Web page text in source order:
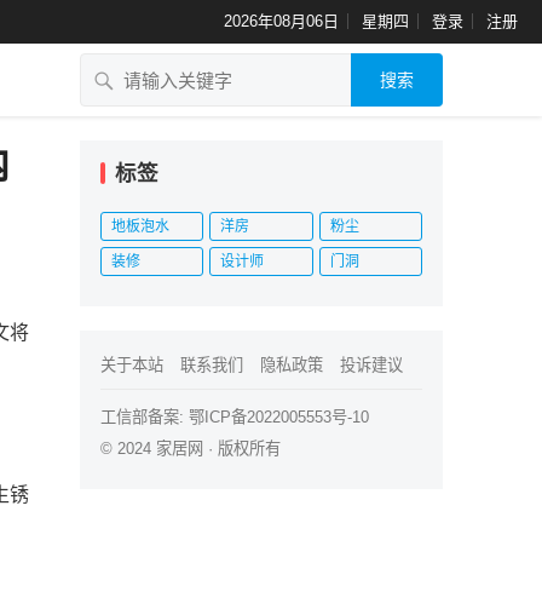
2026年08月06日 星期四 登录 注册
搜索
将
锈
标签
地板泡水 洋房 粉尘
装修 设计师 门洞
关于本站 联系我们 隐私政策 投诉建议
工信部备案: 鄂ICP备2022005553号-10
© 2024 家居网 · 版权所有